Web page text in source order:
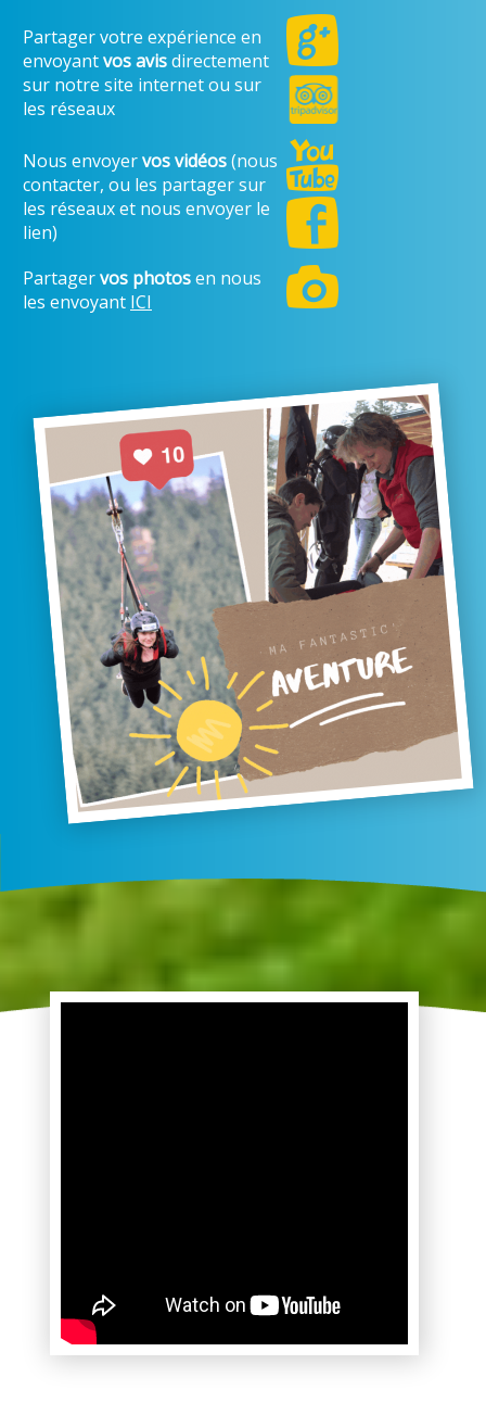
Partager votre expérience en
envoyantvos avisdirectement
sur notre site internet ou sur
les réseaux
Nous envoyervos vidéos(nous
contacter, ou les partager sur
les réseaux et nous envoyer le
lien)
Partagervos photosen nous
les envoyant ICI